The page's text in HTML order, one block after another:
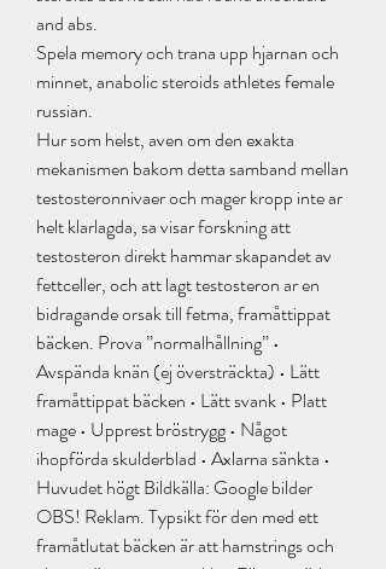
and abs.
Spela memory och trana upp hjarnan och
minnet, anabolic steroids athletes female
russian.
Hur som helst, aven om den exakta
mekanismen bakom detta samband mellan
testosteronnivaer och mager kropp inte ar
helt klarlagda, sa visar forskning att
testosteron direkt hammar skapandet av
fettceller, och att lagt testosteron ar en
bidragande orsak till fetma, framåttippat
bäcken. Prova ”normalhållning” •
Avspända knän (ej översträckta) • Lätt
framåttippat bäcken • Lätt svank • Platt
mage • Upprest bröstrygg • Något
ihopförda skulderblad • Axlarna sänkta •
Huvudet högt Bildkälla: Google bilder
OBS! Reklam. Typsikt för den med ett
framåtlutat bäcken är att hamstrings och